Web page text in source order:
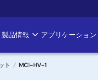
Main
navigation
製品情報 アプリケーション
ト MCI-HV-1